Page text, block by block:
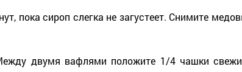
пока сироп слегка не загустеет. Снимите
двумя вафлями положите 1/4 чашки